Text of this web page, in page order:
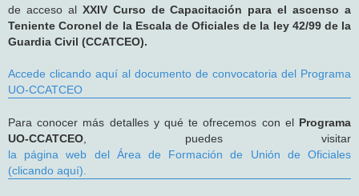
de acceso al XXIV Curso de Capacitación para el ascenso a
Teniente Coronel de la Escala de Oficiales de la ley 42/99 de la
Guardia Civil (CCATCEO).
Accede clicando aquí al documento de convocatoria del Programa
UO-CCATCEO
Para conocer más detalles y qué te ofrecemos con el Programa
UO-CCATCEO , puedes visitar
la página web del Área de Formación de Unión de Oficiales
(clicando aquí).